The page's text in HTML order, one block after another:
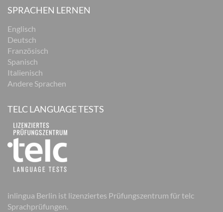
SPRACHEN LERNEN
Englisch
Deutsch
Französisch
Spanisch
Italienisch
Andere Sprachen
TELC LANGUAGE TESTS
inlingua Berlin ist lizenziertes Prüfungszentrum für telc
Sprachprüfungen.